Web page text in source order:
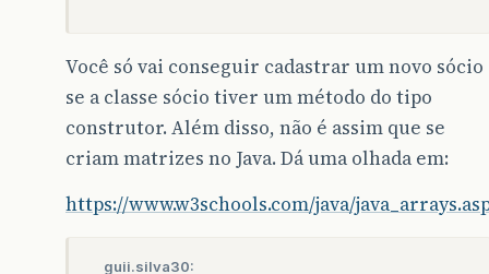
Você só vai conseguir cadastrar um novo sócio
se a classe sócio tiver um método do tipo
construtor. Além disso, não é assim que se
criam matrizes no Java. Dá uma olhada em:
https://www.w3schools.com/java/
guii.silva30: